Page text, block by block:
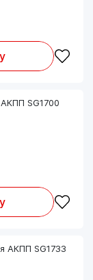
SG1700
АКПП SG1733